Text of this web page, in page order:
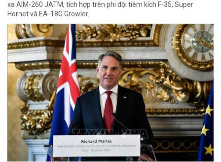
xa AIM-260 JATM, tích hợp trên phi đội tiêm kích F-35, Super
Hornet và EA-18G Growler.